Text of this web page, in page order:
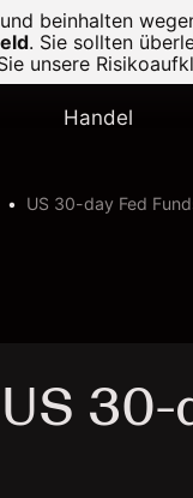
beinhalten
. Sie sollten
unsere
Handel
US 30-day Fed
30-